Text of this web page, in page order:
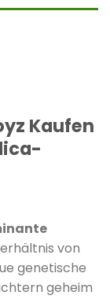
Kaufen
von
genetische
geheim